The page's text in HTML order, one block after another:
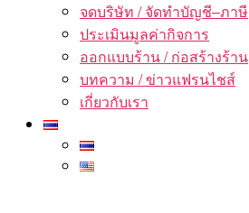
จดบริษัท / จัดทำบัญชี–ภาษี
ประเมินมูลค่ากิจการ
ออกแบบร้าน / ก่อสร้างร้าน
บทความ / ข่าวแฟรนไชส์
เกี่ยวกับเรา